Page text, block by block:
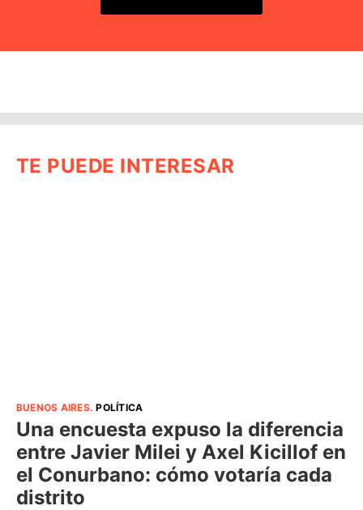
TE PUEDE INTERESAR
BUENOS AIRES.POLÍTICA
Una encuesta expuso la diferencia
entre Javier Milei y Axel Kicillof en
el Conurbano: cómo votaría cada
distrito